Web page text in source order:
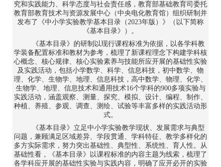
究和实践能力、科学态度与社会责任感，教育部基础教育司委托
教育部教育技术与资源发展中心（中央电化教育馆）组织研制并
发布了《中小学实验教学基本目录（2023年版）》（以下简称
《基本目录》）。
《基本目录》的研制以现行课程标准为依据，以各学科教
学装备配置标准和教材为参考，梳理了新课程理念下构建学科核
心概念、核心规律、核心实验素养与技能所应开展的基础性实验
及实践活动，包括小学数学、科学、信息科技，初中数学、物
理、化学、生物学、地理、信息科技，高中数学、物理、化学、
生物学、地理、信息技术和通用技术16个学科的900多项实验与
实践活动，涵盖观察、测量、探究、模拟、设计、编程、制作、
种植、养殖、参观、调查、测绘、试验等丰富多样的实践活动形
式。
《基本目录》立足中小学实验教学现状、发展需求与典型
问题，兼顾满足区域差异、学段贯通、学科特征、教学多样化的
多方实际需求，努力突出基础性、典型性、系统性、育人性。从
基础性看，《基本目录》以课程标准的内容主题为线索，梳理了
各学科应开展的基础性实验与实践内容，明确了应开必开的实验